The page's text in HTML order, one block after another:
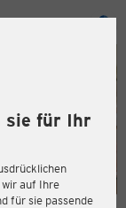
sie für Ihr
auf Ihre
für sie passende